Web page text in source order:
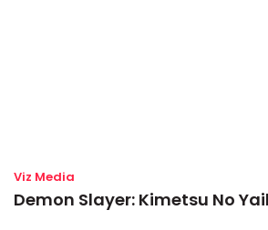
Viz Media
Demon Slayer: Kimetsu No